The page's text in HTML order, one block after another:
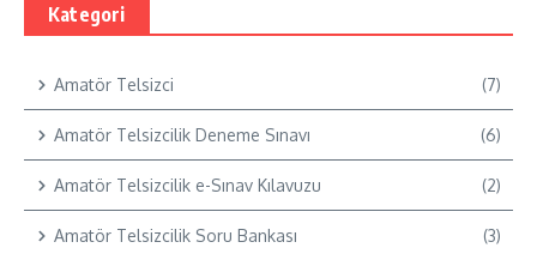
Kategori
Amatör Telsizci (7)
Amatör Telsizcilik Deneme Sınavı (6)
Amatör Telsizcilik e-Sınav Kılavuzu (2)
Amatör Telsizcilik Soru Bankası (3)